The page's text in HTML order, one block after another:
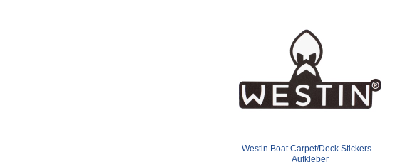
Westin Boat Carpet/Deck Stickers -
Aufkleber